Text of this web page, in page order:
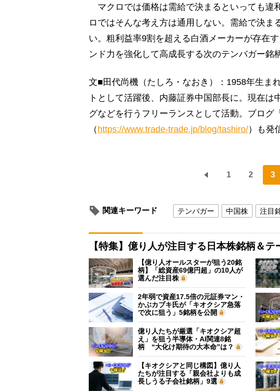
マクロでは価格は需給で決まるといっても違
ロではそんな考え方は通用しない。需給で決ま
い。粗利益率9割を超える白酒メーカーが存在
ンド力を強化して高成長する次のテンバガー銘
文■田代尚機（たしろ・なおき）：1958年生ま
トとして活躍後、内藤証券中国部長に。現在は
グなどを行うフリーランスとして活動。ブログ
（ https://www.trade-trade.jp/blog/tashiro/）も発
1 2 3
関連キーワード テンバガー 中国株 注目
【特集】億り人が注目する日本株銘柄＆テ
【億り人オールスターが狙う20銘
柄】「総資産69億円超」の10人が
選んだ注目株
2年弱で資産17.5倍の元証券マン・
かぶカブキ氏が「キオクシア急落
で次に狙う」5銘柄を公開
億り人たちが厳選「キオクシア超
え」を狙う半導体・AI関連8銘
柄 “大化け期待の大本命”は？
【キオクシアと同じ構図】億り人
たちが注目する「親会社よりも成
長しうる子会社銘柄」9選